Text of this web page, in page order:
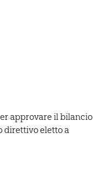
approvare il bilancio
direttivo eletto a